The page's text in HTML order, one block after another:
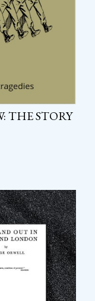
THE STORY